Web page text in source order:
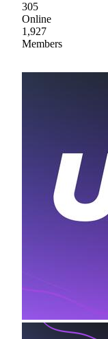
305
Online
1,927
Members